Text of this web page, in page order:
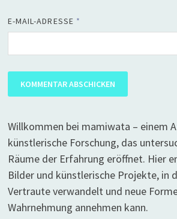
E-MAIL-ADRESSE *
Willkommen bei mamiwata – einem
künstlerische Forschung, das
Räume der Erfahrung eröffnet. Hier
Bilder und künstlerische Projekte, in
Vertraute verwandelt und neue
Wahrnehmung annehmen kann.